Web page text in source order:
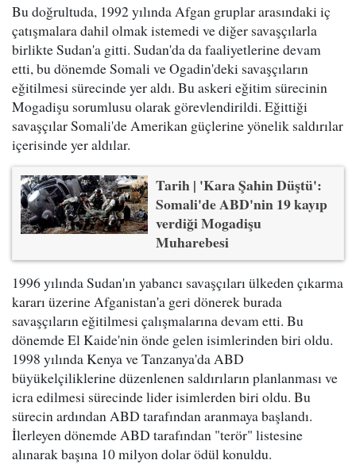
Bu doğrultuda, 1992 yılında Afgan gruplar arasındaki iç
çatışmalara dahil olmak istemedi ve diğer savaşçılarla
birlikte Sudan'a gitti. Sudan'da da faaliyetlerine devam
etti, bu dönemde Somali ve Ogadin'deki savaşçıların
eğitilmesi sürecinde yer aldı. Bu askeri eğitim sürecinin
Mogadişu sorumlusu olarak görevlendirildi. Eğittiği
savaşçılar Somali'de Amerikan güçlerine yönelik saldırılar
içerisinde yer aldılar.
Tarih | 'Kara Şahin Düştü':
Somali'de ABD'nin 19 kayıp
verdiği Mogadişu
Muharebesi
1996 yılında Sudan'ın yabancı savaşçıları ülkeden çıkarma
kararı üzerine Afganistan'a geri dönerek burada
savaşçıların eğitilmesi çalışmalarına devam etti. Bu
dönemde El Kaide'nin önde gelen isimlerinden biri oldu.
1998 yılında Kenya ve Tanzanya'da ABD
büyükelçiliklerine düzenlenen saldırıların planlanması ve
icra edilmesi sürecinde lider isimlerden biri oldu. Bu
sürecin ardından ABD tarafından aranmaya başlandı.
İlerleyen dönemde ABD tarafından "terör" listesine
alınarak başına 10 milyon dolar ödül konuldu.